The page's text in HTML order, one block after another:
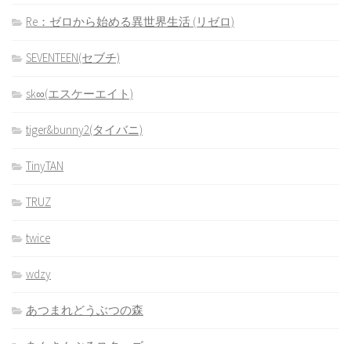
Re：ゼロから始める異世界生活 (リゼロ)
SEVENTEEN(セブチ)
sk∞(エスケーエイト)
tiger&bunny2(タイバニ)
TinyTAN
TRUZ
twice
wdzy
あつまれどうぶつの森